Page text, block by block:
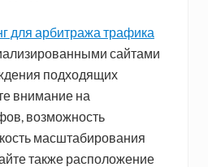
для арбитража трафика
сайтами
подходящих
внимание на
возможность
масштабирования
также расположение